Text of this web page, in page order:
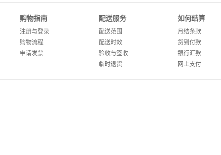
购物指南
注册与登录
购物流程
申请发票
配送服务
配送范围
配送时效
验收与签收
临时退货
如何结算
月结条款
货到付款
银行汇款
网上支付